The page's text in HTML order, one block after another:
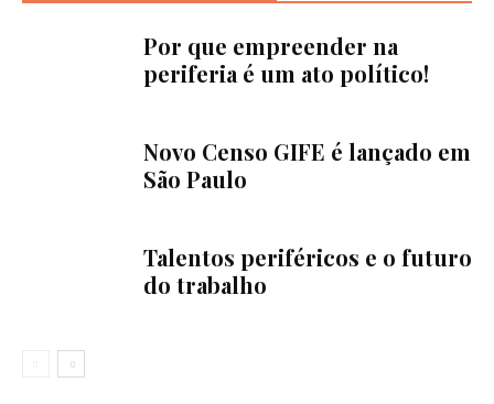
Por que empreender na
periferia é um ato político!
Novo Censo GIFE é lançado em
São Paulo
Talentos periféricos e o futuro
do trabalho